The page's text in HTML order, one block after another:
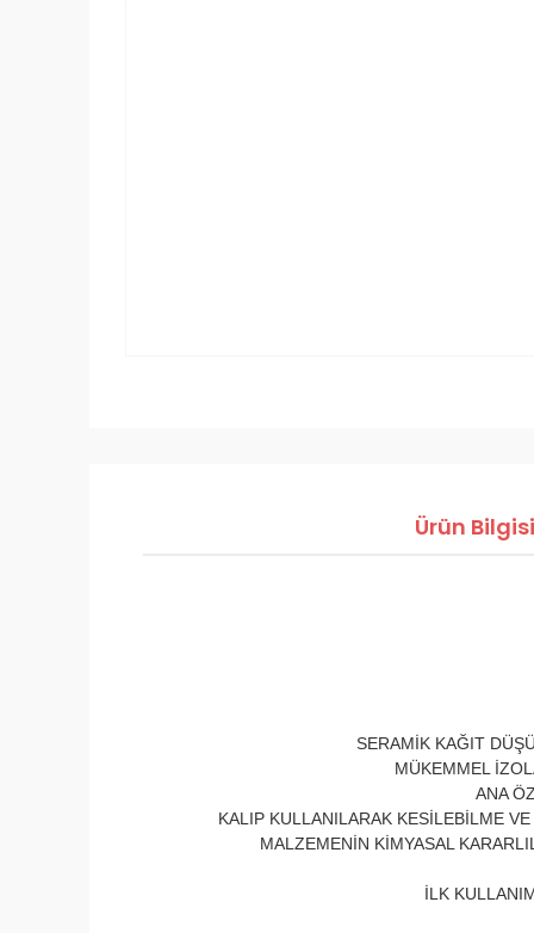
Ürün Bilgisi
SERAMİK KAĞIT
MÜKEMMEL
ANA
KALIP KULLANILARAK KESİLEBİLME
MALZEMENİN KİMYASAL
İLK